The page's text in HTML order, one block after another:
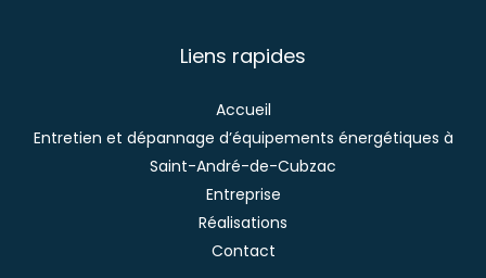
Liens rapides
Accueil
Entretien et dépannage d’équipements énergétiques à
Saint-André-de-Cubzac
Entreprise
Réalisations
Contact